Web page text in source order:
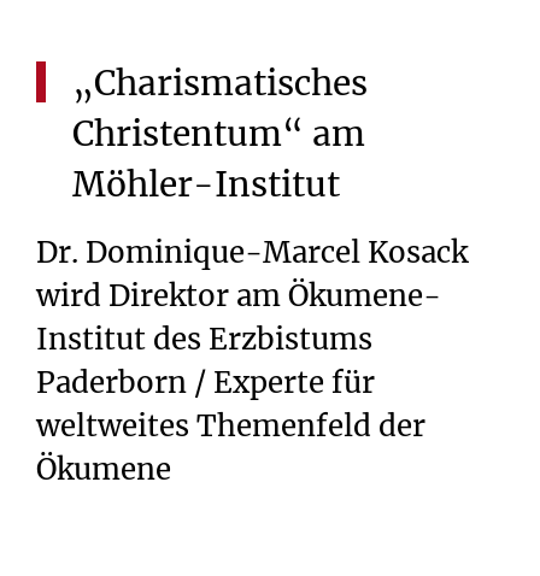
„Charismatisches
Christentum“ am
Möhler-Institut
Dr. Dominique-Marcel Kosack
wird Direktor am Ökumene-
Institut des Erzbistums
Paderborn / Experte für
weltweites Themenfeld der
Ökumene